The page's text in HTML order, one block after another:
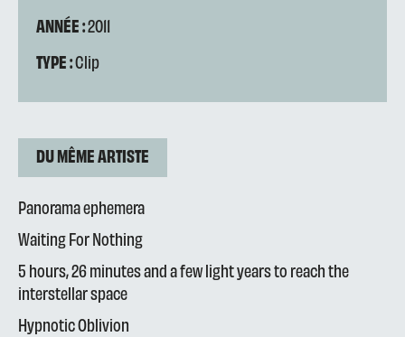
ANNÉE :2011
TYPE :Clip
DU MÊME ARTISTE
Panorama ephemera
Waiting For Nothing
5 hours, 26 minutes and a few light years to reach the
interstellar space
Hypnotic Oblivion